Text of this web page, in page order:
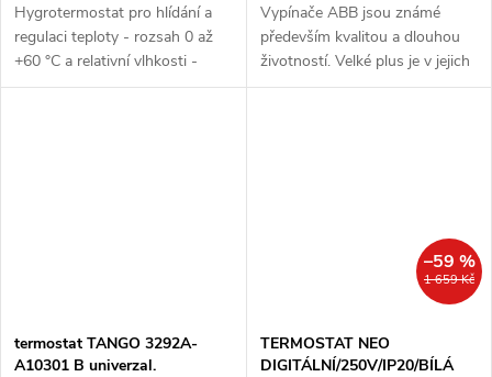
Hygrotermostat pro hlídání a
regulaci teploty - rozsah 0 až
+60 °C a relativní vlhkosti -
rozsah 5...
Vypínače ABB jsou známé
především kvalitou a dlouhou
životností. Velké plus je v jejich
jednoduchém...
termostat TANGO 3292A-
A10301 B univerzal.
1 659 Kč
–59 %
TERMOSTAT NEO
DIGITÁLNÍ/250V/IP20/BÍLÁ